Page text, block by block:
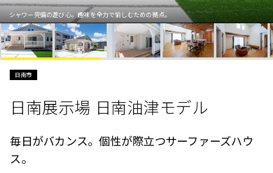
日南市
日南展示場 日南油津モデル
毎日がバカンス。個性が際立つサーファーズハウ
ス。
シャワー完備の遊び心。趣味を全力で愉しむための拠点。